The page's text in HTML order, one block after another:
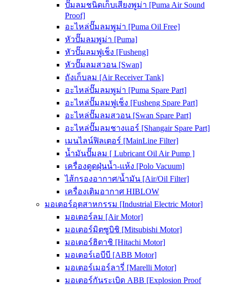
ปั๊มลมชนิดเก็บเสียงพูม่า [Puma Air Sound
Proof]
อะไหล่ปั๊มลมพูม่า [Puma Oil Free]
หัวปั๊มลมพูม่า [Puma]
หัวปั๊มลมฟูเช็ง [Fusheng]
หัวปั๊มลมสวอน [Swan]
ถังเก็บลม [Air Receiver Tank]
อะไหล่ปั๊มลมพูม่า [Puma Spare Part]
อะไหล่ปั๊มลมฟูเช็ง [Fusheng Spare Part]
อะไหล่ปั๊มลมสวอน [Swan Spare Part]
อะไหล่ปั๊มลมชางแอร์ [Shangair Spare Part]
เมนไลน์ฟิลเตอร์ [MainLine Filter]
น้ำมันปั๊มลม [ Lubricant Oil Air Pump ]
เครื่องดูดฝุ่นน้ำ-แห้ง [Polo Vacuum]
ไส้กรองอากาศ/น้ำมัน [Air/Oil Filter]
เครื่องเติมอากาศ HIBLOW
มอเตอร์อุตสาหกรรม [Industrial Electric Motor]
มอเตอร์ลม [Air Motor]
มอเตอร์มิตซูบิชิ [Mitsubishi Motor]
มอเตอร์ฮิตาชิ [Hitachi Motor]
มอเตอร์เอบีบี [ABB Motor]
มอเตอร์เมอร์ลารี่ [Marelli Motor]
มอเตอร์กันระเบิด ABB [Explosion Proof